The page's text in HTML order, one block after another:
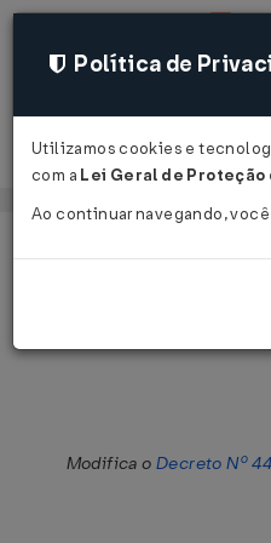
Modifica o Decreto Nº
Política de
Utilizamos cookies e
com a Lei Geral de Proteção
Ao continuar navegando,